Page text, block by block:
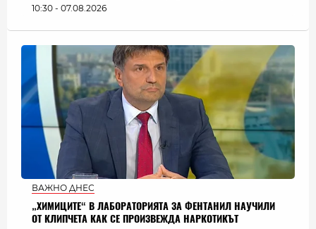
10:30 - 07.08.2026
ВАЖНО ДНЕС
„ХИМИЦИТЕ“ В ЛАБОРАТОРИЯТА ЗА ФЕНТАНИЛ НАУЧИЛИ
ОТ КЛИПЧЕТА КАК СЕ ПРОИЗВЕЖДА НАРКОТИКЪТ